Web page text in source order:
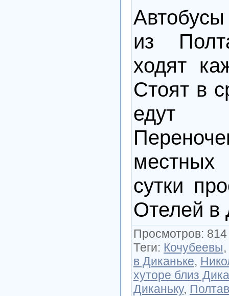
из
ходят
Стоят в
сутки
Отелей в
Просмотров:
Теги: Кочубеевы,
в Диканьке,
хуторе близ
Диканьку,